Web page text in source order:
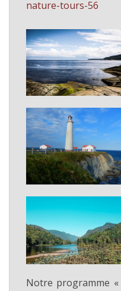
nature-tours-56
Notre programme «